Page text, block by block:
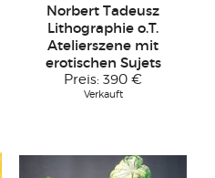
Norbert Tadeusz
Lithographie o.T.
Atelierszene mit
erotischen Sujets
Preis: 390 €
Verkauft